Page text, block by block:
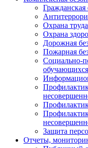
Охрана труда
Охрана
Дорожная
Пожарная
Социально-
обучающихся
Защита
Отчеты,